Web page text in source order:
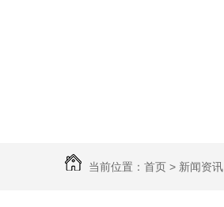
当前位置： 首页 > 新闻资讯